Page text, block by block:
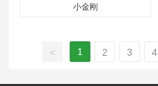
小金刚
< 1 2 3 4